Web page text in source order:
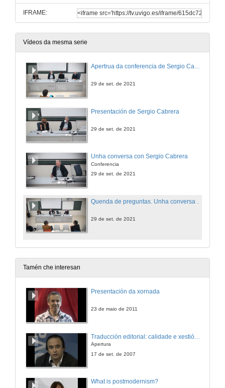
IFRAME:
Vídeos da mesma serie
Apertrua da conferencia de Sergio Cabrera
29 de set. de 2021
Presentación de Sergio Cabrera
29 de set. de 2021
Unha conversa con Sergio Cabrera
Conferencia
29 de set. de 2021
29 de set. de 2021
Tamén che interesan
Presentación da xornada
23 de maio de 2011
Apertura
17 de set. de 2007
What is postmodernism?